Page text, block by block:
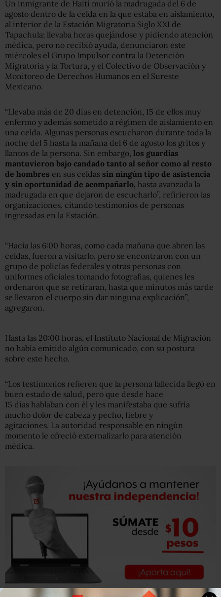
Un inmigrante de Haití murió la madrugada del 6 de
agosto dentro de la celda en la que estaba en aislamiento,
al interior de la Estación Migratoria Siglo XXI de
Tapachula; llevaba horas quejándose y pidiendo atención
médica, pero no recibió ayuda, denunciaron este
miércoles el Grupo Impulsor contra la Detención
Migratoria y la Tortura, y el Colectivo de Observación y
Monitoreo de Derechos Humanos en el Sureste
Mexicano.
“Llevaba más de 20 días en detención, 15 de ellos muy
enfermo y además sometido a régimen de aislamiento en
una celda. Algunas personas escucharon durante toda la
noche del 5 hasta la mañana del 6 de agosto los gritos y
llantos de la persona. Sin embargo, los guardias
mantuvieron bajo candado tanto al señor como al resto
de hombres en sus celdas sin ningún tipo de asistencia
y sin oportunidad de acompañarlo, hasta avanzada la
madrugada en que dejaron de escucharlo”, refirieron las
organizaciones, citando testimonios de personas
ingresadas en la Estación.
“Hacia las 6:00 horas, como cada mañana que abren las
celdas, fueron a visitarlo, pero se encontraron con un
grupo de policías federales y otras personas con
uniformes oficiales tomando fotografías, quienes les
ordenaron que se retiraran, hasta que minutos más tarde
se llevaron el cuerpo sin dar ninguna explicación”,
agregaron.
Hasta las 20:00 horas, el Instituto Nacional de Migración
no había emitido algún comunicado, con su postura
sobre este hecho.
“Los testimonios refieren que la persona fallecida llegó en
buen estado de salud, pero que desde hace
15 días hablaban con él y les manifestaba que sufría
mucho dolor de cabeza y pecho, fiebre y
agitaciones. La autoridad responsable en ningún
momento le ofreció externalizarlo para atención
médica.